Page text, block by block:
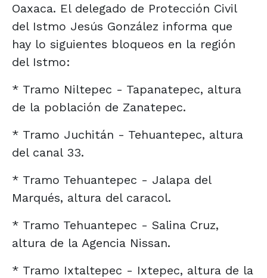
Oaxaca. El delegado de Protección Civil
del Istmo Jesús González informa que
hay lo siguientes bloqueos en la región
del Istmo:
* Tramo Niltepec - Tapanatepec, altura
de la población de Zanatepec.
* Tramo Juchitán - Tehuantepec, altura
del canal 33.
* Tramo Tehuantepec - Jalapa del
Marqués, altura del caracol.
* Tramo Tehuantepec - Salina Cruz,
altura de la Agencia Nissan.
* Tramo Ixtaltepec - Ixtepec, altura de la